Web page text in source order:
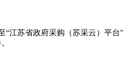
苏省政府采购（苏采云）平台